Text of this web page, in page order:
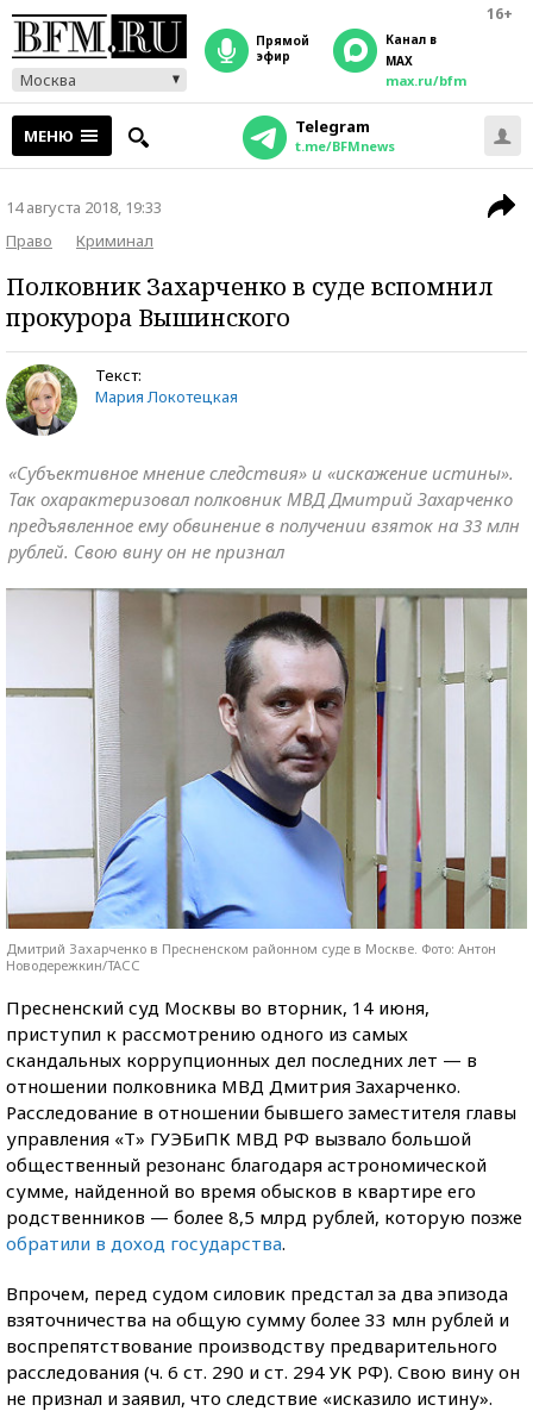
16+
Москва
прямой
эфир
Канал в
MAX
max.ru/bfm
МЕНЮ Telegram
t.me/BFMnews
14 августа 2018, 19:33
Право
Криминал
Полковник Захарченко в суде вспомнил
прокурора Вышинского
Текст:
Мария Локотецкая
«Субъективное мнение следствия» и «искажение истины».
Так охарактеризовал полковник МВД Дмитрий Захарченко
предъявленное ему обвинение в получении взяток на 33 млн
рублей. Свою вину он не признал
Дмитрий Захарченко в Пресненском районном суде в Москве. Фото: Антон
Новодережкин/ТАСС
Пресненский суд Москвы во вторник, 14 июня,
приступил к рассмотрению одного из самых
скандальных коррупционных дел последних лет — в
отношении полковника МВД Дмитрия Захарченко.
Расследование в отношении бывшего заместителя главы
управления «Т» ГУЭБиПК МВД РФ вызвало большой
общественный резонанс благодаря астрономической
сумме, найденной во время обысков в квартире его
родственников — более 8,5 млрд рублей, которую позже
обратили в доход государства.
Впрочем, перед судом силовик предстал за два эпизода
взяточничества на общую сумму более 33 млн рублей и
воспрепятствование производству предварительного
расследования (ч. 6 ст. 290 и ст. 294 УК РФ). Свою вину он
не признал и заявил, что следствие «исказило истину».